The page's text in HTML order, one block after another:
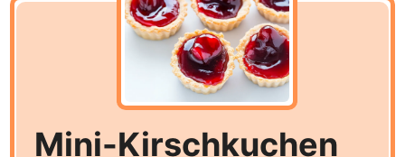
Mini-Kirschkuchen